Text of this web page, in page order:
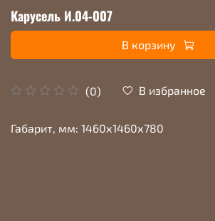
Карусель И.04-007
(0) В избранное
В корзину
Габарит, мм: 1460х1460х780